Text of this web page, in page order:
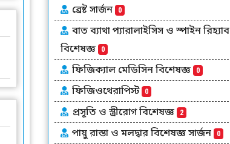
ব্রেষ্ট সার্জন 0
বাত ব্যাথা প্যারালাইসিস ও স্পাইন রিহ্যাব
বিশেষজ্ঞ
0
ফিজিক্যাল মেডিসিন বিশেষজ্ঞ 0
ফিজিওথেরাপিস্ট 0
প্রসূতি ও স্ত্রীরোগ বিশেষজ্ঞ 2
পায়ু রাস্তা ও মলদ্বার বিশেষজ্ঞ সার্জন 0